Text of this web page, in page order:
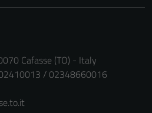
Cafasse (TO) - Italy
/ 02348660016